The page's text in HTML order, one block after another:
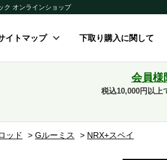
ク オンラインショップ
イトマップ 下取り購入に関して
会員様
税込10,000円以上
ッド > Gルーミス > NRX+スペイ